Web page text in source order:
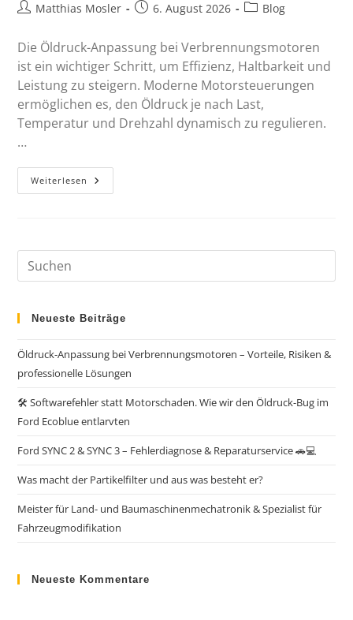
Matthias Mosler 6. August 2026 Blog
Die Öldruck-Anpassung bei Verbrennungsmotoren
ist ein wichtiger Schritt, um Effizienz, Haltbarkeit und
Leistung zu steigern. Moderne Motorsteuerungen
ermöglichen es, den Öldruck je nach Last,
Temperatur und Drehzahl dynamisch zu regulieren.
…
Weiterlesen
Neueste Beiträge
Öldruck-Anpassung bei Verbrennungsmotoren – Vorteile, Risiken &
professionelle Lösungen
🛠️ Softwarefehler statt Motorschaden. Wie wir den Öldruck-Bug im
Ford Ecoblue entlarvten
Ford SYNC 2 & SYNC 3 – Fehlerdiagnose & Reparaturservice 🚗💻
Was macht der Partikelfilter und aus was besteht er?
Meister für Land- und Baumaschinenmechatronik & Spezialist für
Fahrzeugmodifikation
Neueste Kommentare